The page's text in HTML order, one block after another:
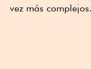
vez más complejos.